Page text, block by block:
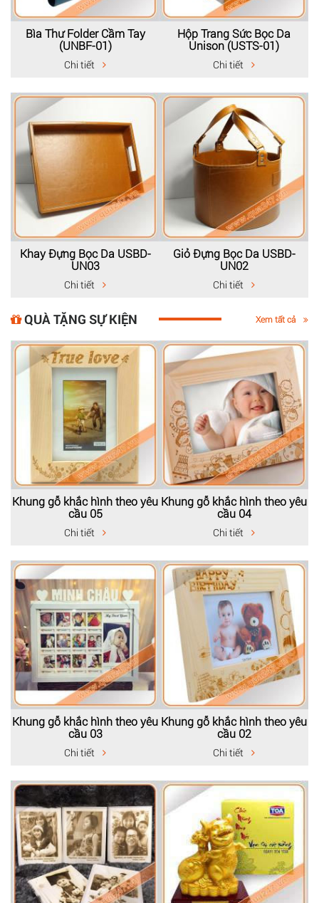
Bìa Thư Folder Cầm Tay
(UNBF-01)
Chi tiết
Hộp Trang Sức Bọc Da
Unison (USTS-01)
Chi tiết
Khay Đựng Bọc Da USBD-
UN03
Chi tiết
Giỏ Đựng Bọc Da USBD-
UN02
Chi tiết
QUÀ TẶNG SỰ KIỆN Xem tất cả
Khung gỗ khắc hình theo yêu
cầu 05
Chi tiết
Khung gỗ khắc hình theo yêu
cầu 04
Chi tiết
Khung gỗ khắc hình theo yêu
cầu 03
Chi tiết
Khung gỗ khắc hình theo yêu
cầu 02
Chi tiết